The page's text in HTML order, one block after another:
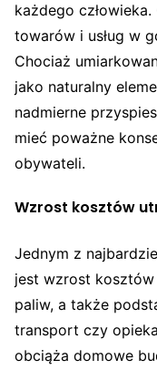
każdego
towarów i usług w
Chociaż
jako naturalny
nadmierne
mieć poważne
obywateli.
Wzrost kosztów
Jednym z
jest wzrost
paliw, a także
transport czy
obciąża domowe